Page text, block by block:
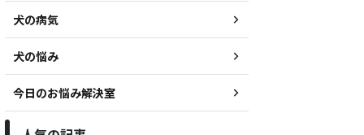
犬の病気
犬の悩み
今日のお悩み解決室